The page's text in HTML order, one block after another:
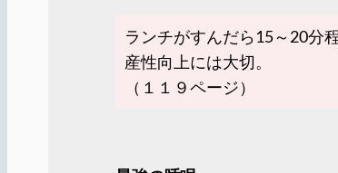
ランチがすんだら15～20分
産性向上には大切。
（１１９ページ）